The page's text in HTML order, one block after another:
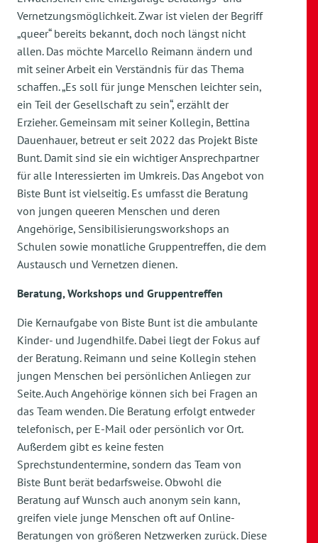
Vernetzungsmöglichkeit. Zwar ist vielen der Begriff
„queer“ bereits bekannt, doch noch längst nicht
allen. Das möchte Marcello Reimann ändern und
mit seiner Arbeit ein Verständnis für das Thema
schaffen. „Es soll für junge Menschen leichter sein,
ein Teil der Gesellschaft zu sein“, erzählt der
Erzieher. Gemeinsam mit seiner Kollegin, Bettina
Dauenhauer, betreut er seit 2022 das Projekt Biste
Bunt. Damit sind sie ein wichtiger Ansprechpartner
für alle Interessierten im Umkreis. Das Angebot von
Biste Bunt ist vielseitig. Es umfasst die Beratung
von jungen queeren Menschen und deren
Angehörige, Sensibilisierungsworkshops an
Schulen sowie monatliche Gruppentreffen, die dem
Austausch und Vernetzen dienen.
Beratung, Workshops und Gruppentreffen
Die Kernaufgabe von Biste Bunt ist die ambulante
Kinder- und Jugendhilfe. Dabei liegt der Fokus auf
der Beratung. Reimann und seine Kollegin stehen
jungen Menschen bei persönlichen Anliegen zur
Seite. Auch Angehörige können sich bei Fragen an
das Team wenden. Die Beratung erfolgt entweder
telefonisch, per E-Mail oder persönlich vor Ort.
Außerdem gibt es keine festen
Sprechstundentermine, sondern das Team von
Biste Bunt berät bedarfsweise. Obwohl die
Beratung auf Wunsch auch anonym sein kann,
greifen viele junge Menschen oft auf Online-
Beratungen von größeren Netzwerken zurück. Diese